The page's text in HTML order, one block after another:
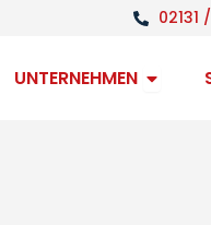
02131
Leistungen
UNTERNEHMEN Open